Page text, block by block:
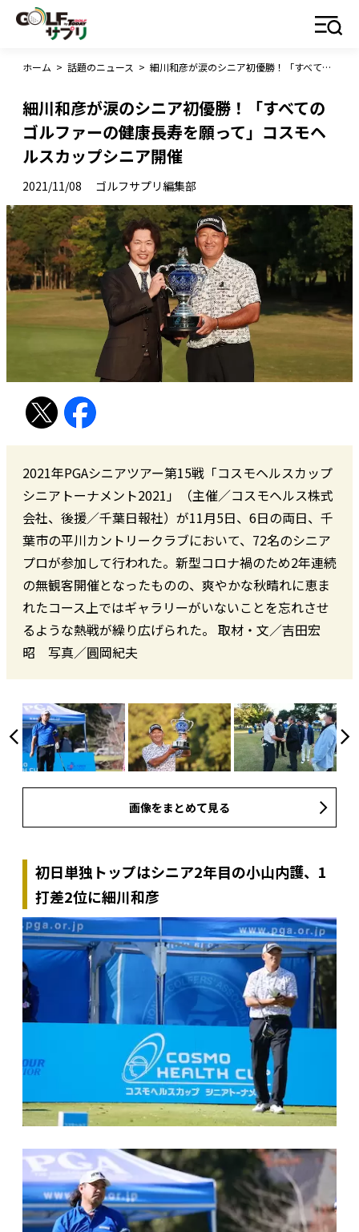
ホーム > 話題のニュース > 細川和彦が涙のシニア初優勝！「すべてのゴルファーの健康長寿を願って」コスモヘルスカップシニア開催
細川和彦が涙のシニア初優勝！「すべての
ゴルファーの健康長寿を願って」コスモヘ
ルスカップシニア開催
2021/11/08 ゴルフサプリ編集部
2021年PGAシニアツアー第15戦「コスモヘルスカップ
シニアトーナメント2021」（主催／コスモヘルス株式
会社、後援／千葉日報社）が11月5日、6日の両日、千
葉市の平川カントリークラブにおいて、72名のシニア
プロが参加して行われた。新型コロナ禍のため2年連続
の無観客開催となったものの、爽やかな秋晴れに恵ま
れたコース上ではギャラリーがいないことを忘れさせ
るような熱戦が繰り広げられた。 取材・文／吉田宏
昭 写真／圓岡紀夫
画像をまとめて見る
初日単独トップはシニア2年目の小山内護、1
打差2位に細川和彦